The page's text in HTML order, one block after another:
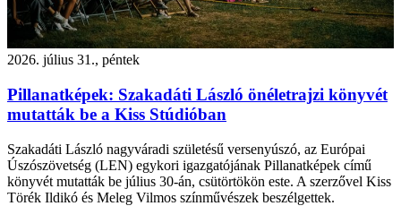
2026. július 31., péntek
Pillanatképek: Szakadáti László önéletrajzi könyvét
mutatták be a Kiss Stúdióban
Szakadáti László nagyváradi születésű versenyúszó, az Európai
Úszószövetség (LEN) egykori igazgatójának Pillanatképek című
könyvét mutatták be július 30-án, csütörtökön este. A szerzővel Kiss
Törék Ildikó és Meleg Vilmos színművészek beszélgettek.